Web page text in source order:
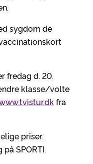
sygdom de
fredag d. 20.
klasse/volte
fra
priser.
SPORTI.